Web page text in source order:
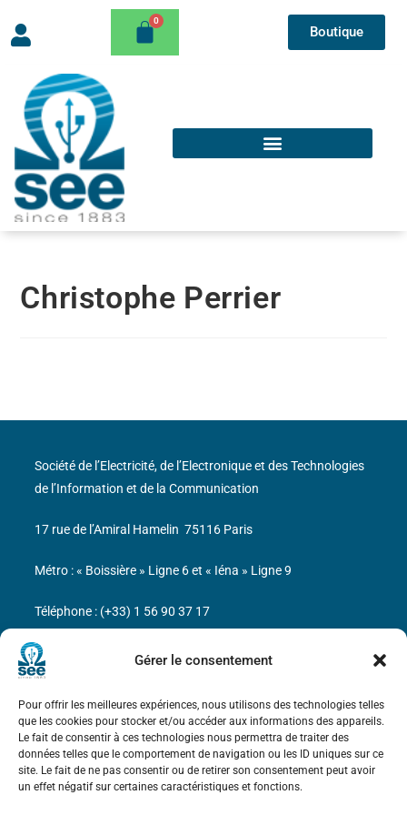
Gérer le consentement
Pour offrir les meilleures expériences, nous utilisons des technologies telles
que les cookies pour stocker et/ou accéder aux informations des appareils.
Le fait de consentir à ces technologies nous permettra de traiter des
données telles que le comportement de navigation ou les ID uniques sur ce
site. Le fait de ne pas consentir ou de retirer son consentement peut avoir
un effet négatif sur certaines caractéristiques et fonctions.
Boutique
Christophe Perrier
Bicentenaire des découvertes d’André-
Marie Ampère
Mentions légales
Société de l’Electricité, de l’Electronique et des Technologies
de l’Information et de la Communication
17 rue de l’Amiral Hamelin 75116 Paris
Métro : « Boissière » Ligne 6 et « Iéna » Ligne 9
Téléphone : (+33) 1 56 90 37 17
N° de SIREN : 785 393 232, Code APE : 9412Z TVA intra-
communautaire : FR44 785 393 232